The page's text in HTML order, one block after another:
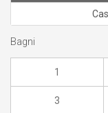
Bagni
1
3